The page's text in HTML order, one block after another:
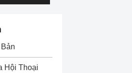
Hội Thoại